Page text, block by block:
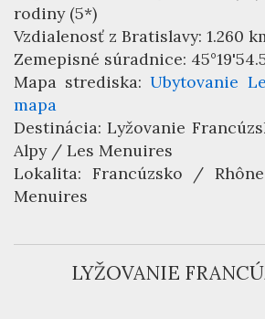
rodiny (5*)
Vzdialenosť z Bratislavy: 1.260
Zemepisné súradnice:
Mapa strediska:Ubytovanie
mapa
Destinácia:Lyžovanie
Alpy / Les Menuires
Lokalita: Francúzsko /
Menuires
LYŽOVANIE